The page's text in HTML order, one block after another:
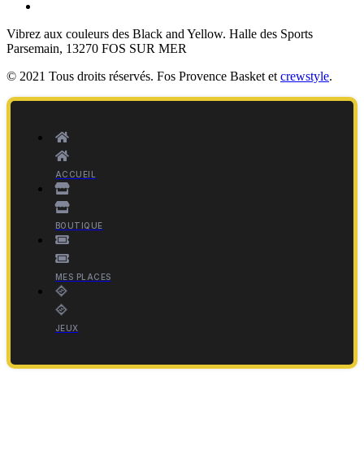
Vibrez aux couleurs des Black and Yellow. Halle des Sports
Parsemain, 13270 FOS SUR MER
© 2021 Tous droits réservés. Fos Provence Basket et crewstyle.
ACCUEIL
BOUTIQUE
MES PLACES
JEUX